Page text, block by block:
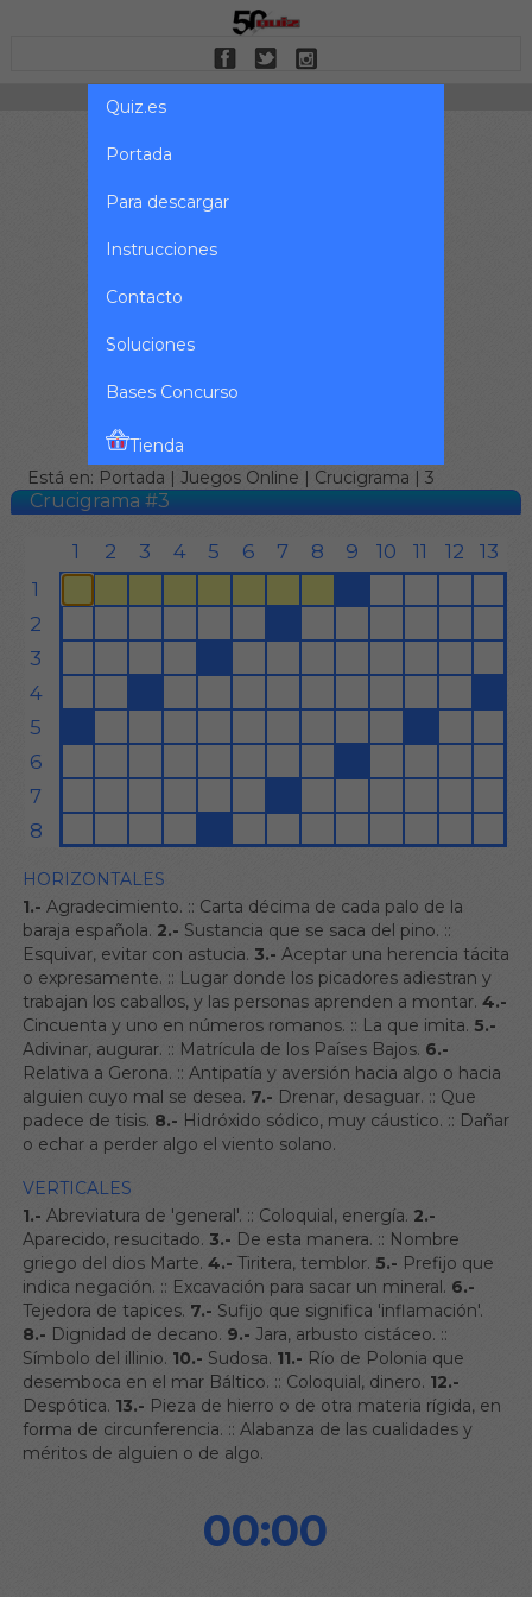
Quiz.es
Portada
Para descargar
Instrucciones
Contacto
Soluciones
Bases Concurso
Tienda
Está en: Portada | Juegos Online | Crucigrama | 3
Crucigrama #3
HORIZONTALES
1.- Agradecimiento. :: Carta décima de cada palo de la
baraja española. 2.- Sustancia que se saca del pino. ::
Esquivar, evitar con astucia. 3.- Aceptar una herencia tácita
o expresamente. :: Lugar donde los picadores adiestran y
trabajan los caballos, y las personas aprenden a montar. 4.-
Cincuenta y uno en números romanos. :: La que imita. 5.-
Adivinar, augurar. :: Matrícula de los Países Bajos. 6.-
Relativa a Gerona. :: Antipatía y aversión hacia algo o hacia
alguien cuyo mal se desea. 7.- Drenar, desaguar. :: Que
padece de tisis. 8.- Hidróxido sódico, muy cáustico. :: Dañar
o echar a perder algo el viento solano.
VERTICALES
1.- Abreviatura de 'general'. :: Coloquial, energía. 2.-
Aparecido, resucitado. 3.- De esta manera. :: Nombre
griego del dios Marte. 4.- Tiritera, temblor. 5.- Prefijo que
indica negación. :: Excavación para sacar un mineral. 6.-
Tejedora de tapices. 7.- Sufijo que significa 'inflamación'.
8.- Dignidad de decano. 9.- Jara, arbusto cistáceo. ::
Símbolo del illinio. 10.- Sudosa. 11.- Río de Polonia que
desemboca en el mar Báltico. :: Coloquial, dinero. 12.-
Despótica. 13.- Pieza de hierro o de otra materia rígida, en
forma de circunferencia. :: Alabanza de las cualidades y
méritos de alguien o de algo.
00:00